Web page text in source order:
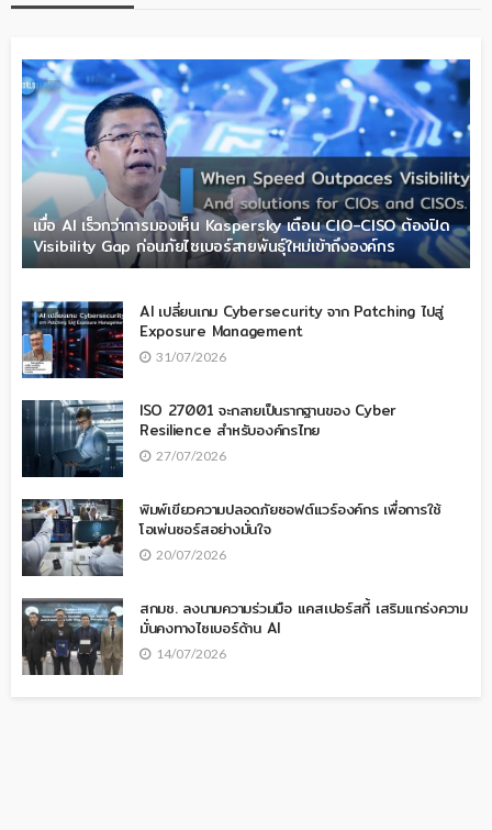
เมื่อ AI เร็วกว่าการมองเห็น Kaspersky เตือน CIO-CISO ต้องปิด
Visibility Gap ก่อนภัยไซเบอร์สายพันธุ์ใหม่เข้าถึงองค์กร
AI เปลี่ยนเกม Cybersecurity จาก Patching ไปสู่
Exposure Management
31/07/2026
ISO 27001 จะกลายเป็นรากฐานของ Cyber
Resilience สำหรับองค์กรไทย
27/07/2026
พิมพ์เขียวความปลอดภัยซอฟต์แวร์องค์กร เพื่อการใช้
โอเพ่นซอร์สอย่างมั่นใจ
20/07/2026
สกมช. ลงนามความร่วมมือ แคสเปอร์สกี้ เสริมแกร่งความ
มั่นคงทางไซเบอร์ด้าน AI
14/07/2026